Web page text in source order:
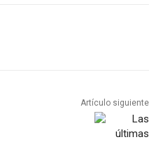
Artículo siguiente